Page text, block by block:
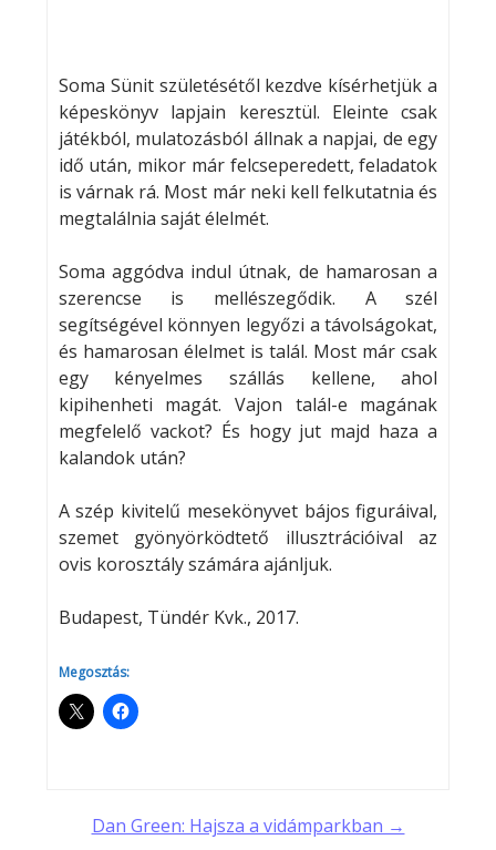
Soma Sünit születésétől kezdve kísérhetjük a
képeskönyv lapjain keresztül. Eleinte csak
játékból, mulatozásból állnak a napjai, de egy
idő után, mikor már felcseperedett, feladatok
is várnak rá. Most már neki kell felkutatnia és
megtalálnia saját élelmét.
Soma aggódva indul útnak, de hamarosan a
szerencse is mellészegődik. A szél
segítségével könnyen legyőzi a távolságokat,
és hamarosan élelmet is talál. Most már csak
egy kényelmes szállás kellene, ahol
kipihenheti magát. Vajon talál-e magának
megfelelő vackot? És hogy jut majd haza a
kalandok után?
A szép kivitelű mesekönyvet bájos figuráival,
szemet gyönyörködtető illusztrációival az
ovis korosztály számára ajánljuk.
Budapest, Tündér Kvk., 2017.
Megosztás:
Post
Dan Green: Hajsza a vidámparkban →